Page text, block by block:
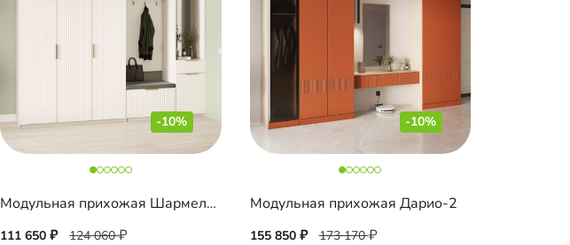
-10%
Модульная прихожая Шармель-3 Лайф
111 650 124 060
-10%
Модульная прихожая Дарио-2
155 850 173 170